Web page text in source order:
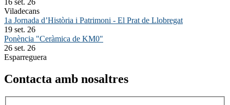
Viladecans
1a Jornada d’Història i Patrimoni - El Prat de Llobregat
19 set. 26
Ponència "Ceràmica de KM0"
26 set. 26
Esparreguera
Contacta amb nosaltres